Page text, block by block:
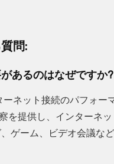
問:
あるのはなぜですか?
ネット接続のパフォー
提供し、インターネ
ゲーム、ビデオ会議な